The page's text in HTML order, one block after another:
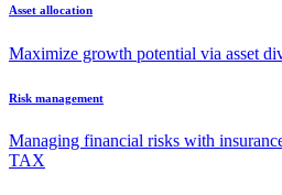
Asset allocation
Maximize growth potential via asset
Risk management
Managing financial risks with
TAX